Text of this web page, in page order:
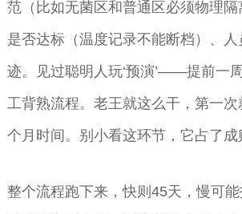
范（比如无菌区和普通区必须物理
是否达标（温度记录不能断档）、
迹。见过聪明人玩‘预演’——提前一
工背熟流程。老王就这么干，第一
个月时间。别小看这环节，它占了成
整个流程跑下来，快则45天，慢可